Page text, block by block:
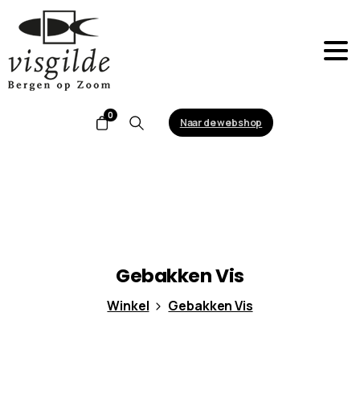
0
Search
Naar de webshop
GebakkenVis
Winkel Gebakken Vis